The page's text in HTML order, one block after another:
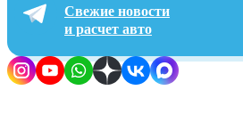
Свежие новости
и расчет авто